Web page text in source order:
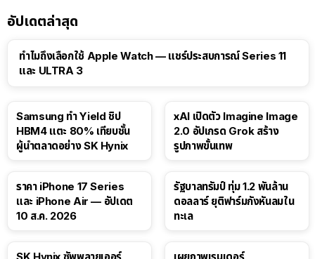
อัปเดตล่าสุด
ทำไมถึงเลือกใช้ Apple Watch — แชร์ประสบการณ์ Series 11
และ ULTRA 3
Samsung ทำ Yield ชิป
HBM4 แตะ 80% เทียบชั้น
ผู้นำตลาดอย่าง SK Hynix
xAI เปิดตัว Imagine Image
2.0 อัปเกรด Grok สร้าง
รูปภาพขั้นเทพ
ราคา iPhone 17 Series
และ iPhone Air — อัปเดต
10 ส.ค. 2026
รัฐบาลทรัมป์ ทุ่ม 1.2 พันล้าน
ดอลลาร์ ยุติฟาร์มกังหันลมใน
ทะเล
SK Hynix ซัพพลายเออร์
เผยภาพเรนเดอร์